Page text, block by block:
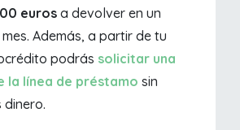
euros a devolver en un
Además, a partir de tu
podrás solicitar una
la línea de préstamo sin
dinero.